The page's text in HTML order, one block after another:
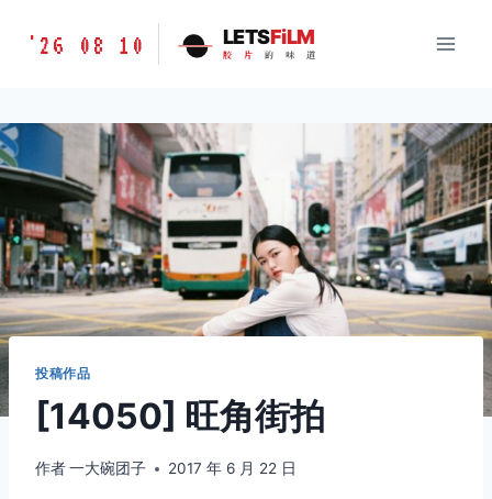
胶
味
LETSFILM
'26 08 10 LETSFiLM
胶 片 的 味 道
投稿作品
[14050] 旺角街拍
作者一大碗团子 2017 年 6 月 22 日